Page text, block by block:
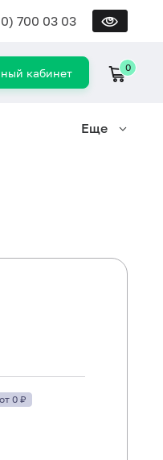
700 03 03
кабинет 0
Еще
24 часов до
прием
от 0 ₽